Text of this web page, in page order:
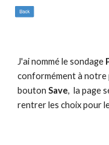
J'ai nommé le sondage
conformément à notre
bouton Save,  la page
rentrer les choix pour